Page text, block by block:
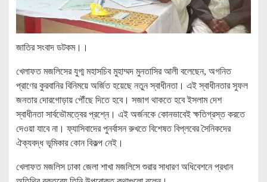
জাতির সংবাদ ডটকম।।
খেলাফত মজলিসের যুগ্ম মহাসচিব মুহাম্মদ মুনতাসির আলী বলেছেন, অগনিত
প্রাণের কুরবানির বিনিময়ে অর্জিত হয়েছে নতুন স্বাধীনতা। এই স্বাধীনতার সুফল
জনতার দোরগোড়ায় পৌঁছে দিতে হবে। সজাগ থাকতে হবে ইসলাম দেশ
স্বাধীনতা সার্বভৌমত্বের প্রশ্নে। এই অর্জনকে কোনভাবেই ক্ষতিগ্রস্ত করতে
দেওয়া যাবে না। ফ্যাসিবাদের পুনর্বাসন রুখতে বিশেষত বিপ্লবের সৈনিকদের
ঐক্যবদ্ধ ভূমিকার কোন বিকল্প নেই।
খেলাফত মজলিস ঢাকা জেলা শাখা মজলিসে শুরার সাধারণ অধিবেশনে প্রধান